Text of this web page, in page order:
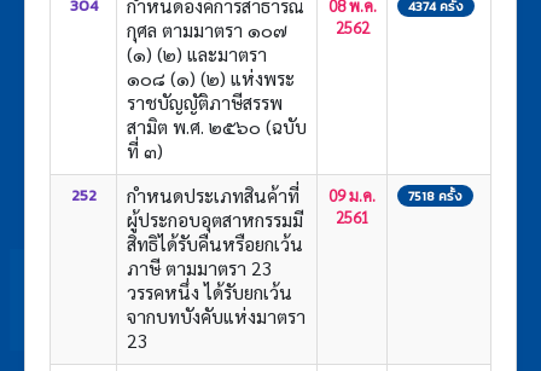
304
กำหนดองค์การสาธารณ
กุศล ตามมาตรา ๑๐๗
(๑) (๒) และมาตรา
๑๐๘ (๑) (๒) แห่งพระ
ราชบัญญัติภาษีสรรพ
สามิต พ.ศ. ๒๕๖๐ (ฉบับ
ที่ ๓)
08 พ.ค.
2562
4374 ครั้ง
252
กําหนดประเภทสินค้าที่
ผู้ประกอบอุตสาหกรรมมี
สิทธิได้รับคืนหรือยกเว้น
ภาษี ตามมาตรา 23
วรรคหนึ่ง ได้รับยกเว้น
จากบทบังคับแห่งมาตรา
23
09 ม.ค.
2561
7518 ครั้ง